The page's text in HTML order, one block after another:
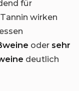
für
wirken
oder sehr
deutlich